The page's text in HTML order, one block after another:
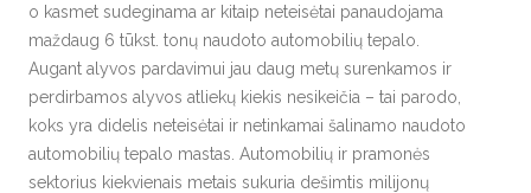
o kasmet sudeginama ar kitaip neteisėtai panaudojama
maždaug 6 tūkst. tonų naudoto automobilių tepalo.
Augant alyvos pardavimui jau daug metų surenkamos ir
perdirbamos alyvos atliekų kiekis nesikeičia – tai parodo,
koks yra didelis neteisėtai ir netinkamai šalinamo naudoto
automobilių tepalo mastas. Automobilių ir pramonės
sektorius kiekvienais metais sukuria dešimtis milijonų